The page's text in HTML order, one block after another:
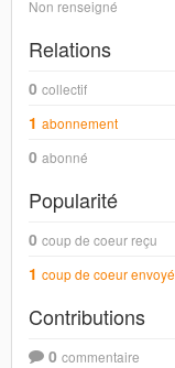
Non renseigné
Relations
0 collectif
1 abonnement
0 abonné
Popularité
0 coup de coeur reçu
1 coup de coeur envoyé
Contributions
0 commentaire